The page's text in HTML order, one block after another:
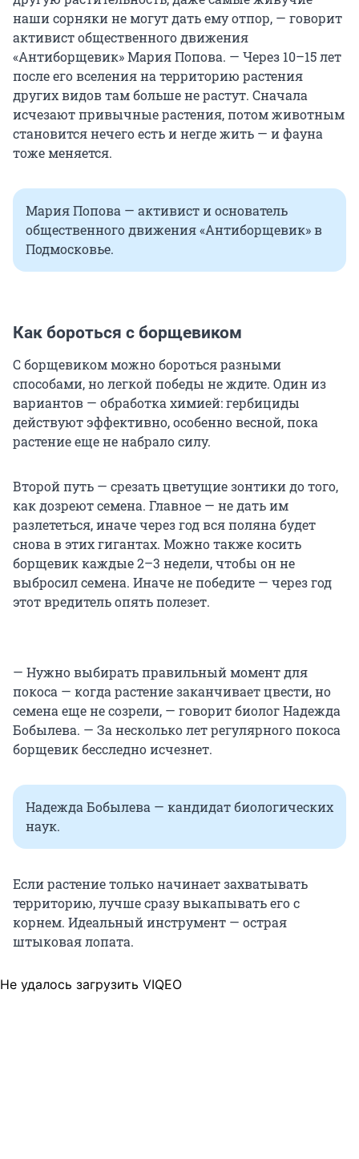
наши сорняки не могут дать ему отпор, — говорит
активист общественного движения
«Антиборщевик» Мария Попова. — Через 10–15 лет
после его вселения на территорию растения
других видов там больше не растут. Сначала
исчезают привычные растения, потом животным
становится нечего есть и негде жить — и фауна
тоже меняется.
Мария Попова — активист и основатель
общественного движения «Антиборщевик» в
Подмосковье.
Как бороться с борщевиком
С борщевиком можно бороться разными
способами, но легкой победы не ждите. Один из
вариантов — обработка химией: гербициды
действуют эффективно, особенно весной, пока
растение еще не набрало силу.
Второй путь — срезать цветущие зонтики до того,
как дозреют семена. Главное — не дать им
разлететься, иначе через год вся поляна будет
снова в этих гигантах. Можно также косить
борщевик каждые 2–3 недели, чтобы он не
выбросил семена. Иначе не победите — через год
этот вредитель опять полезет.
— Нужно выбирать правильный момент для
покоса — когда растение заканчивает цвести, но
семена еще не созрели, — говорит биолог Надежда
Бобылева. — За несколько лет регулярного покоса
борщевик бесследно исчезнет.
Надежда Бобылева — кандидат биологических
наук.
Если растение только начинает захватывать
территорию, лучше сразу выкапывать его с
корнем. Идеальный инструмент — острая
штыковая лопата.
Не удалось загрузить VIQEO